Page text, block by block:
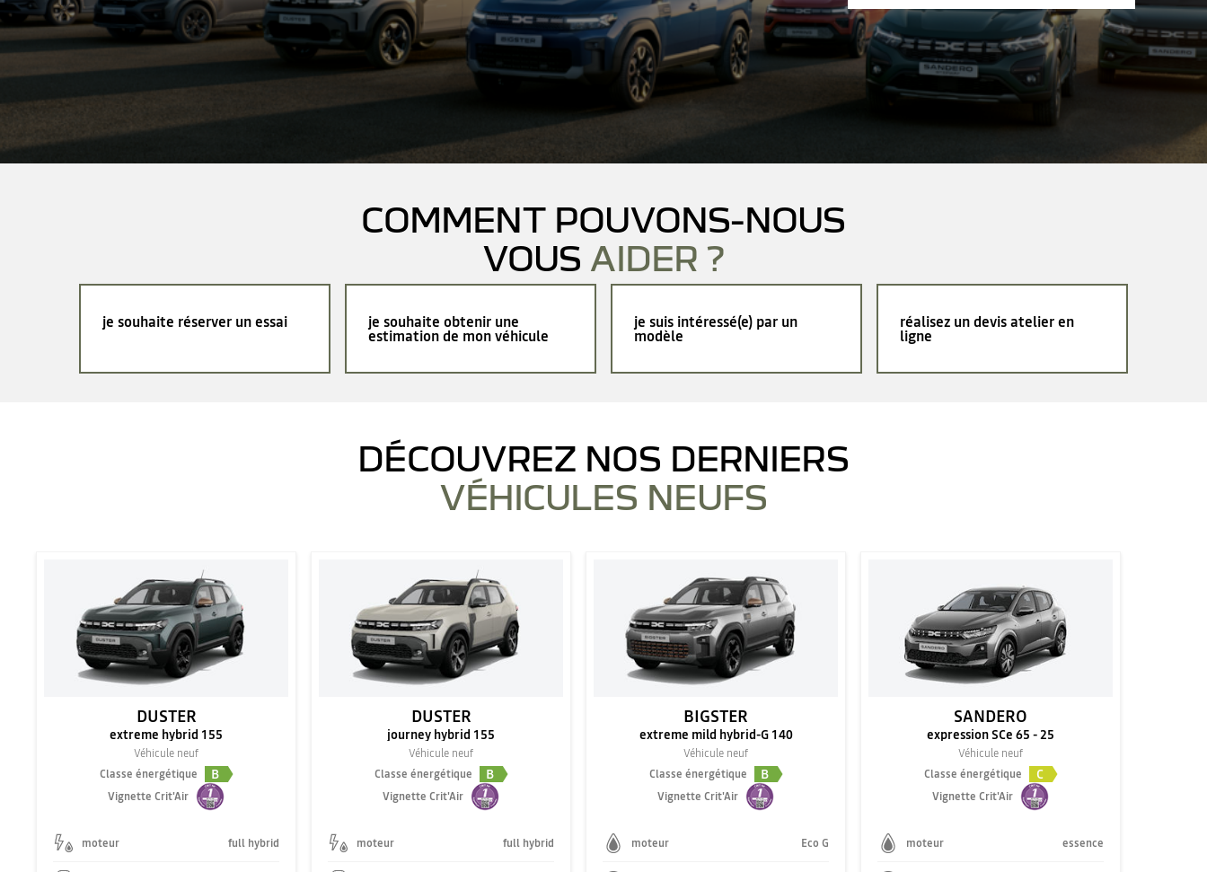
COMMENT POUVONS-NOUS
VOUS AIDER ?
je souhaite réserver un essai je souhaite obtenir une
estimation de mon véhicule
je suis intéressé(e) par un
modèle
réalisez un devis atelier en
ligne
DÉCOUVREZ NOS DERNIERS
VÉHICULES NEUFS
DUSTER
extreme hybrid 155
Véhicule neuf
Classe énergétique
B
Vignette Crit'Air
moteur full hybrid
DUSTER
journey hybrid 155
Véhicule neuf
Classe énergétique
B
Vignette Crit'Air
moteur full hybrid
BIGSTER
extreme mild hybrid-G 140
Véhicule neuf
Classe énergétique
B
Vignette Crit'Air
moteur Eco G
SANDERO
expression SCe 65 - 25
Véhicule neuf
Classe énergétique
C
Vignette Crit'Air
moteur essence